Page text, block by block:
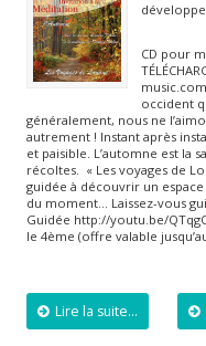
CD pour
occident
généralement, nous ne
autrement ! Instant après
et paisible. L’automne est la
récoltes. « Les voyages de
guidée à découvrir un
du moment… Laissez-vous
Guidée http://youtu.be/
le 4ème (offre valable
Lire la suite...